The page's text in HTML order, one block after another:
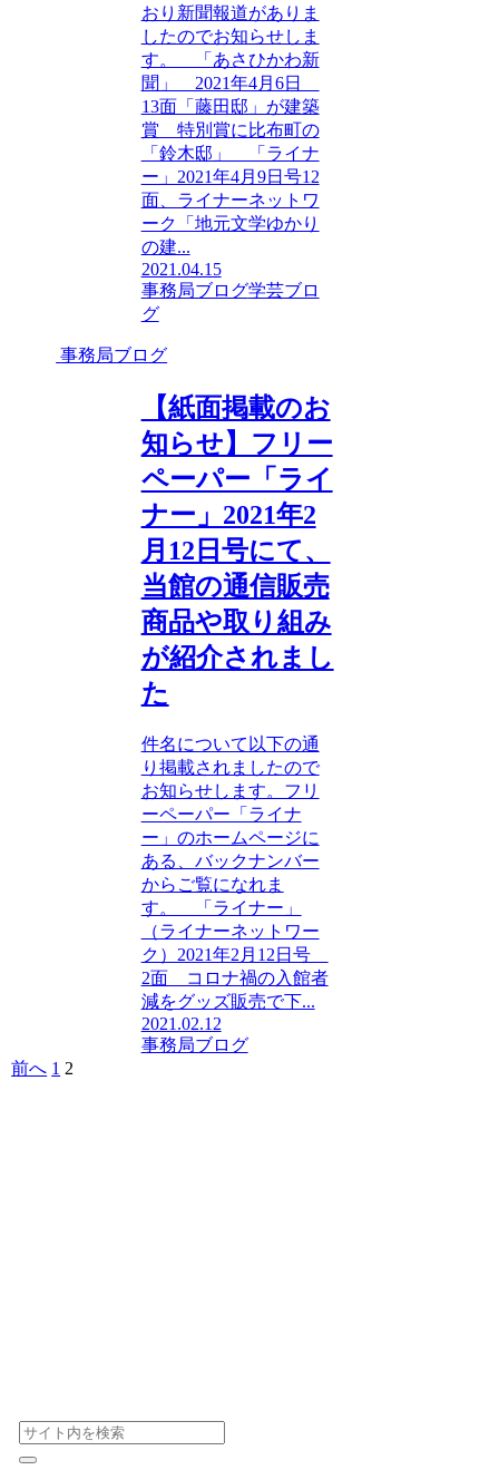
おり新聞報道がありま
したのでお知らせしま
す。 「あさひかわ新
聞」 2021年4月6日
13面「藤田邸」が建築
賞 特別賞に比布町の
「鈴木邸」 「ライナ
ー」2021年4月9日号12
面、ライナーネットワ
ーク「地元文学ゆかり
の建...
2021.04.15
事務局ブログ学芸ブロ
グ
事務局ブログ
【紙面掲載のお
知らせ】フリー
ペーパー「ライ
ナー」2021年2
月12日号にて、
当館の通信販売
商品や取り組み
が紹介されまし
た
件名について以下の通
り掲載されましたので
お知らせします。フリ
ーペーパー「ライナ
ー」のホームページに
ある、バックナンバー
からご覧になれま
す。 「ライナー」
（ライナーネットワー
ク）2021年2月12日号
2面 コロナ禍の入館者
減をグッズ販売で下...
2021.02.12
事務局ブログ
前へ 1 2